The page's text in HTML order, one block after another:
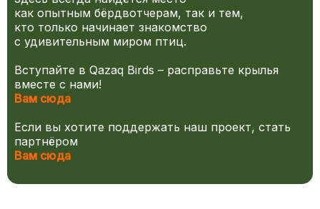
как опытным бёрдвотчерам, так и тем,
кто только начинает знакомство
с удивительным миром птиц.
Вступайте в Qazaq Birds – расправьте крылья
вместе с нами!
Вам сюда
Если вы хотите поддержать наш проект, стать
партнёром
Вам сюда